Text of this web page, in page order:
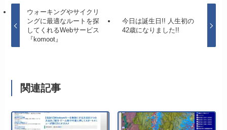
ウォーキングやサイクリ
ングに最適なルートを探
してくれるWebサービス
『komoot』
今日は誕生日!! 人生初の
42歳になりました!!
関連記事